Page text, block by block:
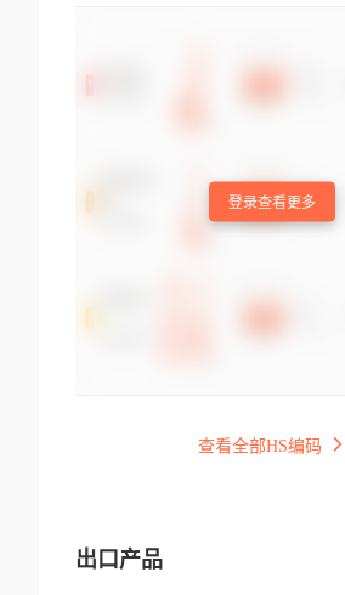
登录查看更多
查看全部HS编码
出口产品